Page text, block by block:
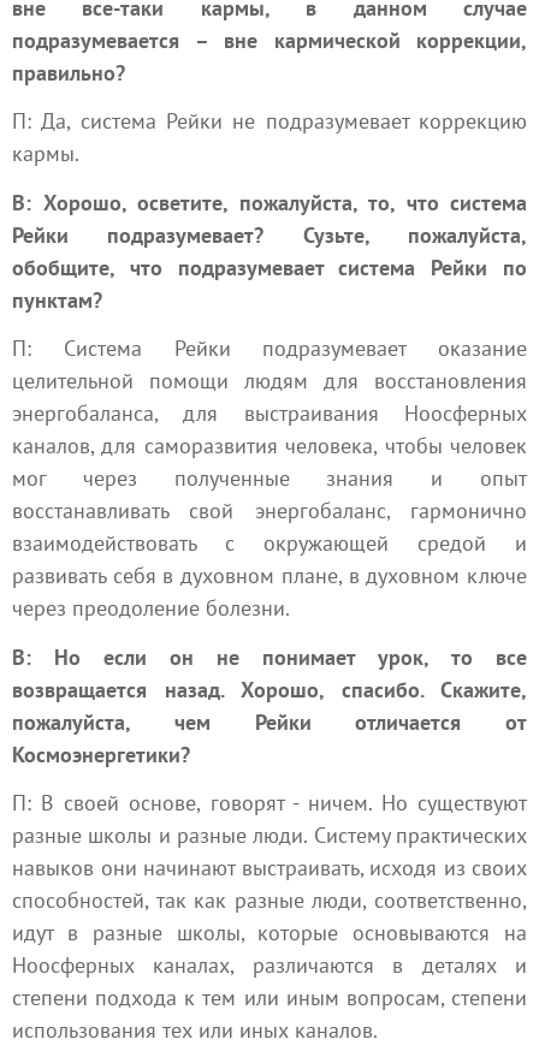
вне все-таки кармы, в данном случае
подразумевается – вне кармической коррекции,
правильно?
П: Да, система Рейки не подразумевает коррекцию
кармы.
В: Хорошо, осветите, пожалуйста, то, что система
Рейки подразумевает? Сузьте, пожалуйста,
обобщите, что подразумевает система Рейки по
пунктам?
П: Система Рейки подразумевает оказание
целительной помощи людям для восстановления
энергобаланса, для выстраивания Ноосферных
каналов, для саморазвития человека, чтобы человек
мог через полученные знания и опыт
восстанавливать свой энергобаланс, гармонично
взаимодействовать с окружающей средой и
развивать себя в духовном плане, в духовном ключе
через преодоление болезни.
В: Но если он не понимает урок, то все
возвращается назад. Хорошо, спасибо. Скажите,
пожалуйста, чем Рейки отличается от
Космоэнергетики?
П: В своей основе, говорят - ничем. Но существуют
разные школы и разные люди. Систему практических
навыков они начинают выстраивать, исходя из своих
способностей, так как разные люди, соответственно,
идут в разные школы, которые основываются на
Ноосферных каналах, различаются в деталях и
степени подхода к тем или иным вопросам, степени
использования тех или иных каналов.